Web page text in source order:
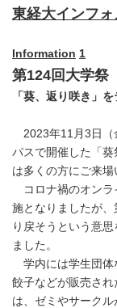
東経大インフ
Information 1
第124回大学祭
「葵、返り咲き」
2023年11月3日（
パスで開催した「
は多くの方にご来場
コロナ禍のオンラ
施となりましたが
り戻そうという意
ました。
学内には学生団体
餃子などが販売さ
は、ゼミやサーク